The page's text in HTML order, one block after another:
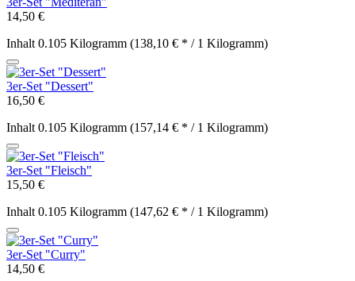
14,50 €
Inhalt 0.105 Kilogramm (138,10 € * / 1 Kilogramm)
3er-Set "Dessert"
16,50 €
Inhalt 0.105 Kilogramm (157,14 € * / 1 Kilogramm)
3er-Set "Fleisch"
15,50 €
Inhalt 0.105 Kilogramm (147,62 € * / 1 Kilogramm)
3er-Set "Curry"
14,50 €